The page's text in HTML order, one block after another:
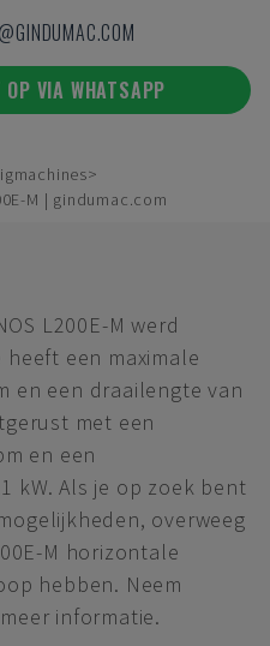
OP VIA WHATSAPP
M | gindumac.com
L200E-M werd
een maximale
en een draailengte van
met een
en een
kW. Als je op zoek bent
overweeg
M horizontale
hebben. Neem
informatie.